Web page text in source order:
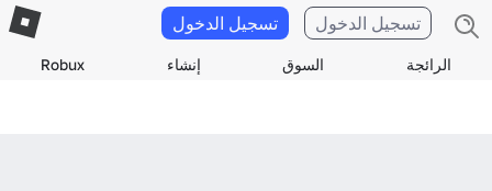
الرائجة السوق إنشاء Robux
تسجيل الدخول تسجيل الدخول